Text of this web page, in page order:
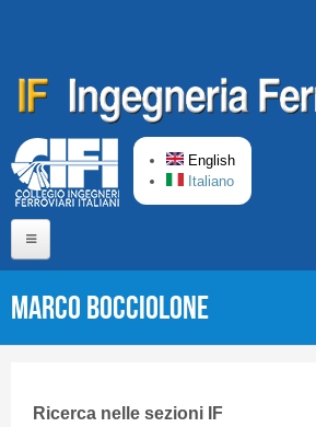
English
Italiano
Short presentation CIFI
Marco BOCCIOLONE
Ricerca nelle sezioni IF